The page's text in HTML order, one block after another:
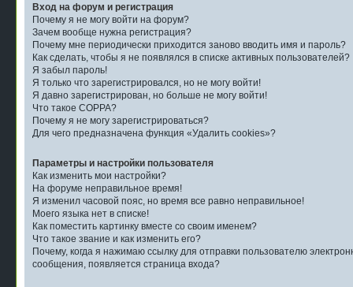
Вход на форум и регистрация
Почему я не могу войти на форум?
Зачем вообще нужна регистрация?
Почему мне периодически приходится заново вводить имя и пароль?
Как сделать, чтобы я не появлялся в списке активных пользователей?
Я забыл пароль!
Я только что зарегистрировался, но не могу войти!
Я давно зарегистрирован, но больше не могу войти!
Что такое COPPA?
Почему я не могу зарегистрироваться?
Для чего предназначена функция «Удалить cookies»?
Параметры и настройки пользователя
Как изменить мои настройки?
На форуме неправильное время!
Я изменил часовой пояс, но время все равно неправильное!
Моего языка нет в списке!
Как поместить картинку вместе со своим именем?
Что такое звание и как изменить его?
Почему, когда я нажимаю ссылку для отправки пользователю
сообщения, появляется страница входа?